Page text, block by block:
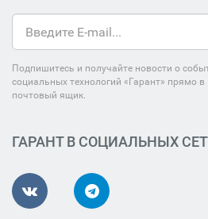
Подпишитесь и получайте новости о
социальных технологий «Гарант» прямо
почтовый ящик.
ГАРАНТ В СОЦИАЛЬНЫХ